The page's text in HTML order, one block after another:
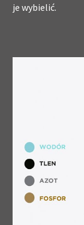
je wybielić.